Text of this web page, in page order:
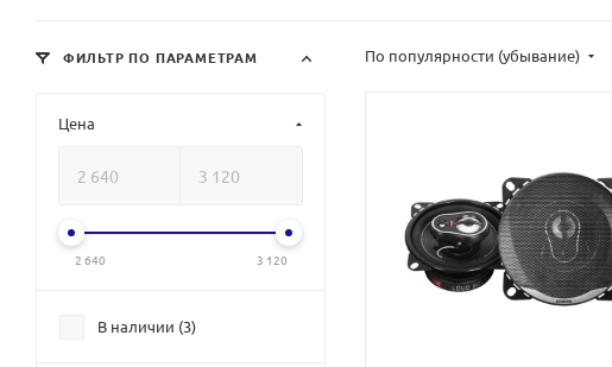
По популярности (убывание)
ФИЛЬТР ПО ПАРАМЕТРАМ
Цена
2 640 3 120
В наличии (3)